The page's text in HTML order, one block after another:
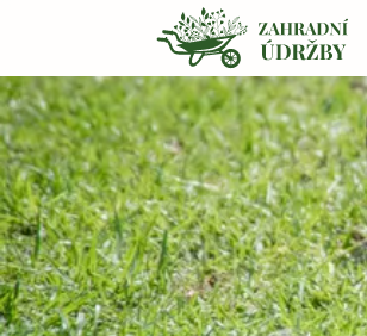
Přeskočit na obsah